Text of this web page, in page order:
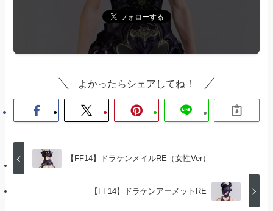
よかったらシェアしてね！
【FF14】ドラケンメイルRE（女性Ver）
【FF14】ドラケンアーメットRE